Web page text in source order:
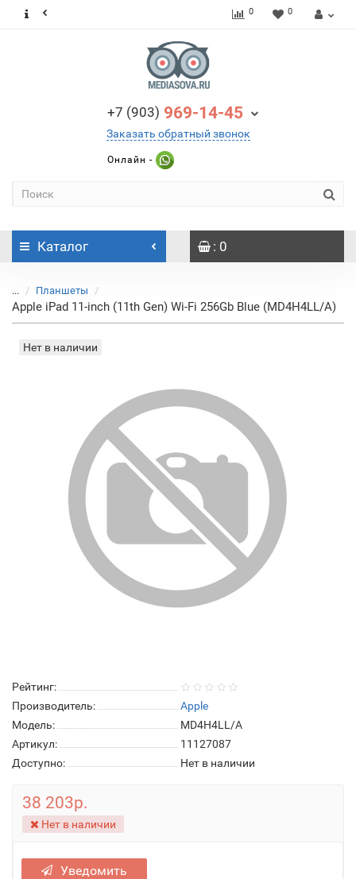
0 0
+7 (903) 969-14-45
Заказать обратный звонок
Онлайн -
Каталог : 0
... Планшеты
Apple iPad 11-inch (11th Gen) Wi-Fi 256Gb Blue (MD4H4LL/A)
Нет в наличии
Рейтинг:
Производитель:
Apple
Модель:
MD4H4LL/A
Артикул:
11127087
Доступно:
Нет в наличии
38 203р.
Нет в наличии
Уведомить